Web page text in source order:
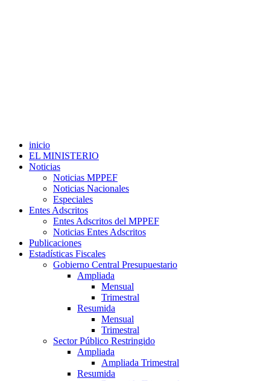
inicio
EL MINISTERIO
Noticias
Noticias MPPEF
Noticias Nacionales
Especiales
Entes Adscritos
Entes Adscritos del MPPEF
Noticias Entes Adscritos
Publicaciones
Estadísticas Fiscales
Gobierno Central Presupuestario
Ampliada
Mensual
Trimestral
Resumida
Mensual
Trimestral
Sector Público Restringido
Ampliada
Ampliada Trimestral
Resumida